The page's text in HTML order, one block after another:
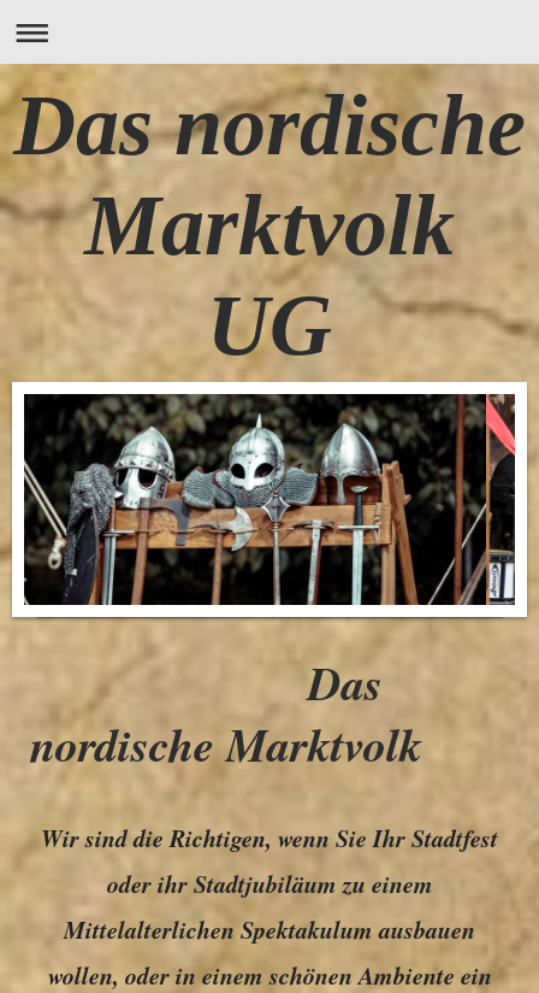
Das nordische
Marktvolk
UG
Das
nordische Marktvolk
Wir sind die Richtigen, wenn Sie Ihr Stadtfest
oder ihr Stadtjubiläum zu einem
Mittelalterlichen Spektakulum ausbauen
wollen, oder in einem schönen Ambiente ein